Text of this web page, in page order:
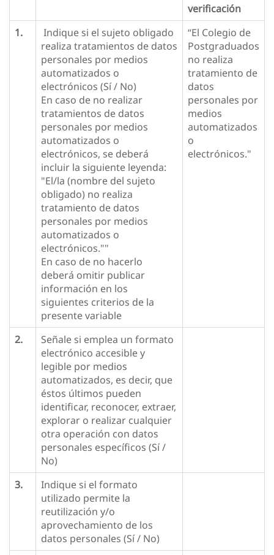
verificación
1.
Indique si el sujeto obligado
realiza tratamientos de datos
personales por medios
automatizados o
electrónicos (Sí / No)
En caso de no realizar
tratamientos de datos
personales por medios
automatizados o
electrónicos, se deberá
incluir la siguiente leyenda:
"El/la (nombre del sujeto
obligado) no realiza
tratamiento de datos
personales por medios
automatizados o
electrónicos.""
En caso de no hacerlo
deberá omitir publicar
información en los
siguientes criterios de la
presente variable
“El Colegio de
Postgraduados
no realiza
tratamiento de
datos
personales por
medios
automatizados
o
electrónicos."
2.
Señale si emplea un formato
electrónico accesible y
legible por medios
automatizados, es decir, que
éstos últimos pueden
identificar, reconocer, extraer,
explorar o realizar cualquier
otra operación con datos
personales específicos (Sí /
No)
3.
Indique si el formato
utilizado permite la
reutilización y/o
aprovechamiento de los
datos personales (Sí / No)